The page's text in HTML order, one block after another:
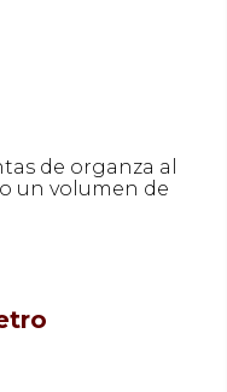
de organza al
un volumen de